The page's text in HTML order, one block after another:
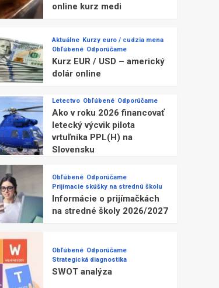
online kurz medi
Aktuálne Kurzy euro / cudzia mena
Obľúbené Odporúčame
Kurz EUR / USD – americký
dolár online
Letectvo Obľúbené Odporúčame
Ako v roku 2026 financovať
letecký výcvik pilota
vrtuľníka PPL(H) na
Slovensku
Obľúbené Odporúčame
Prijímacie skúšky na strednú školu
Informácie o prijímačkách
na stredné školy 2026/2027
Obľúbené Odporúčame
Strategická diagnostika
SWOT analýza